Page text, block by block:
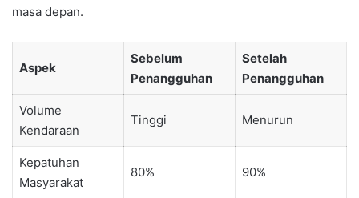
masa depan.
Aspek
Sebelum
Penangguhan
Setelah
Penangguhan
Volume
Kendaraan
Tinggi Menurun
Kepatuhan
Masyarakat
80% 90%